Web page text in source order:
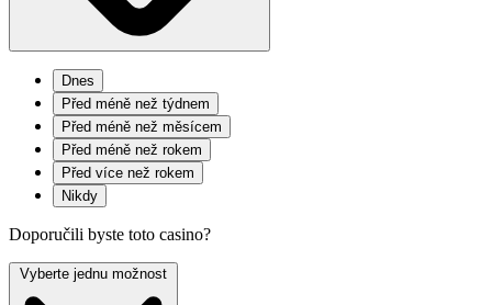
Dnes
Před méně než týdnem
Před méně než měsícem
Před méně než rokem
Před více než rokem
Nikdy
Doporučili byste toto casino?
Vyberte jednu možnost